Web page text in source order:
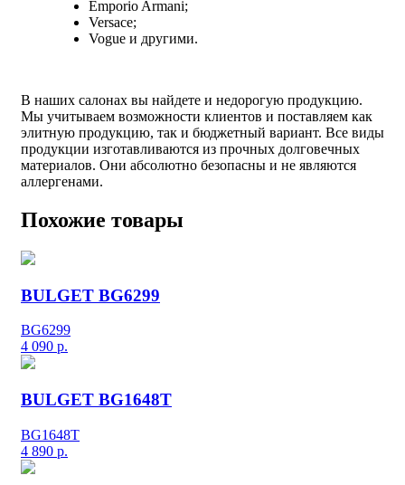
Emporio Armani;
Versace;
Vogue и другими.
В наших салонах вы найдете и недорогую продукцию.
Мы учитываем возможности клиентов и поставляем как
элитную продукцию, так и бюджетный вариант. Все виды
продукции изготавливаются из прочных долговечных
материалов. Они абсолютно безопасны и не являются
аллергенами.
Похожие товары
BULGET BG6299
BG6299
4 090 р.
BULGET BG1648T
BG1648T
4 890 р.